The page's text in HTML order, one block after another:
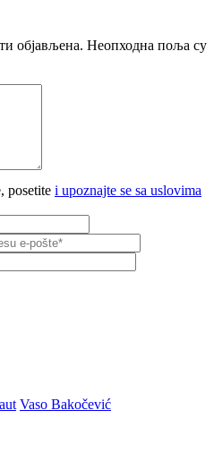
објављена. Неопходна поља су
posetite i upoznajte se sa uslovima
Vaso Bakočević